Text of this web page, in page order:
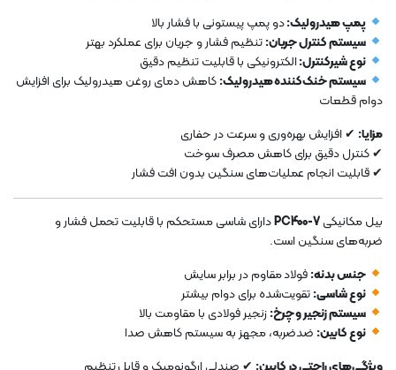
پمپ هیدرولیک:دو پمپ پیستونی با فشار بالا
سیستم کنترل جریان:تنظیم فشار و جریان برای عملکرد بهتر
نوع شیرکنترل:الکترونیکی با قابلیت تنظیم دقیق
سیستم خنک‌کننده هیدرولیک:کاهش دمای روغن هیدرولیک برای افزایش
دوام قطعات
مزایا: ✔ افزایش بهره‌وری و سرعت در حفاری
✔ کنترل دقیق برای کاهش مصرف سوخت
✔ قابلیت انجام عملیات‌های سنگین بدون افت فشار
بیل مکانیکیPC400-7دارای شاسی مستحکم با قابلیت تحمل فشار و
ضربه‌های سنگین است.
جنس بدنه:فولاد مقاوم در برابر سایش
نوع شاسی:تقویت‌شده برای دوام بیشتر
سیستم زنجیر و چرخ:زنجیر فولادی با مقاومت بالا
نوع کابین: ضدضربه، مجهز به سیستم کاهش صدا